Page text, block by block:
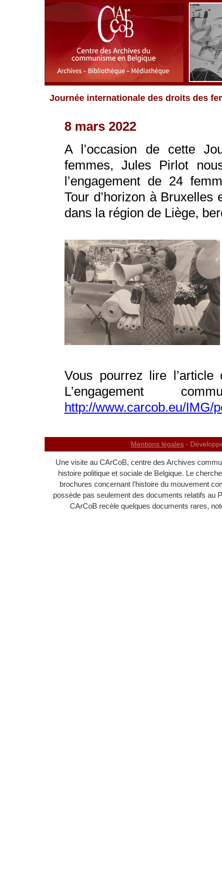
Journée internationale des droits des
8 mars 2022
A l’occasion de cette
femmes, Jules Pirlot
l’engagement de 24
Tour d’horizon à
dans la région de Liège,
Vous pourrez lire
L’engagement
http://www.carcob.eu/IMG/
Mentions légales -
Une visite au CArCoB, centre des Archives
histoire politique et sociale de Belgique. Le
brochures concernant l’histoire du mouvement
possède pas seulement des documents relatifs au
CArCoB recèle quelques documents rares,